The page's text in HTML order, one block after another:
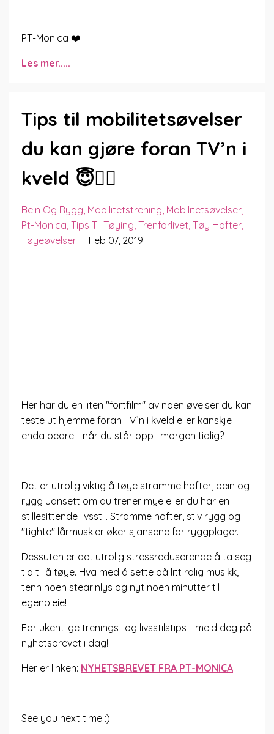
PT-Monica ❤️
Les mer.....
Tips til mobilitetsøvelser
du kan gjøre foran TV’n i
kveld 😇👍🏼
Bein Og Rygg Mobilitetstrening Mobilitetsøvelser
Pt-Monica Tips Til Tøying Trenforlivet Tøy Hofter
Tøyeøvelser
Feb 07, 2019
Her har du en liten "fortfilm" av noen øvelser du kan
teste ut hjemme foran TV`n i kveld eller kanskje
enda bedre - når du står opp i morgen tidlig?
Det er utrolig viktig å tøye stramme hofter, bein og
rygg uansett om du trener mye eller du har en
stillesittende livsstil. Stramme hofter, stiv rygg og
"tighte" lårmuskler øker sjansene for ryggplager.
Dessuten er det utrolig stressreduserende å ta seg
tid til å tøye. Hva med å sette på litt rolig musikk,
tenn noen stearinlys og nyt noen minutter til
egenpleie!
For ukentlige trenings- og livsstilstips - meld deg på
nyhetsbrevet i dag!
Her er linken: NYHETSBREVET FRA PT-MONICA
See you next time :)